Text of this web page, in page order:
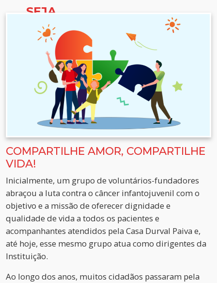
SEJA
VOLUNTÁRIO
COMPARTILHE AMOR, COMPARTILHE
VIDA!
Inicialmente, um grupo de voluntários-fundadores
abraçou a luta contra o câncer infantojuvenil com o
objetivo e a missão de oferecer dignidade e
qualidade de vida a todos os pacientes e
acompanhantes atendidos pela Casa Durval Paiva e,
até hoje, esse mesmo grupo atua como dirigentes da
Instituição.
Ao longo dos anos, muitos cidadãos passaram pela